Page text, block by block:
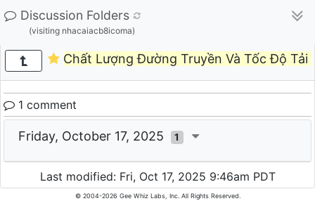
Discussion Folders
(visiting nhacaiacb8icoma)
Chất Lượng Đường Truyền Và Tốc Độ Tải
1 comment
Friday, October 17, 2025 1
Last modified: Fri, Oct 17, 2025 9:46am PDT
© 2004-2026 Gee Whiz Labs, Inc. All Rights Reserved.